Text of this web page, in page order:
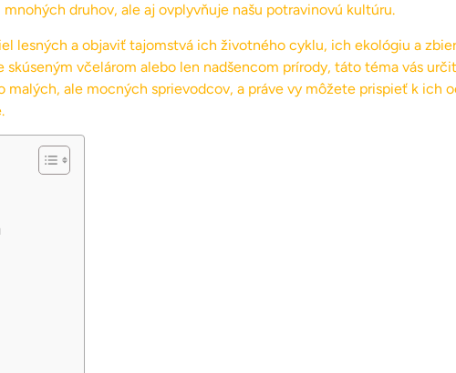
druhov, ale aj ovplyvňuje našu potravinovú kultúru.
lesných a objaviť tajomstvá ich životného cyklu, ich ekológiu a
včelárom alebo len nadšencom prírody, táto téma vás
ale mocných sprievodcov, a práve vy môžete prispieť k ich